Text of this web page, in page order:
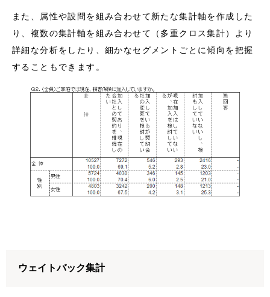
また、属性や設問を組み合わせて新たな集計軸を作成した
り、複数の集計軸を組み合わせて（多重クロス集計）より
詳細な分析をしたり、細かなセグメントごとに傾向を把握
することもできます。
ウェイトバック集計